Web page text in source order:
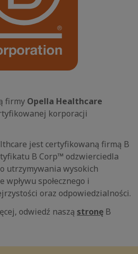
firmy Opella Healthcare
korporacji
jest certyfikowaną firmą B
B Corp™ odzwierciedla
utrzymywania wysokich
społecznego i
oraz odpowiedzialności.
odwiedź naszą stronę B